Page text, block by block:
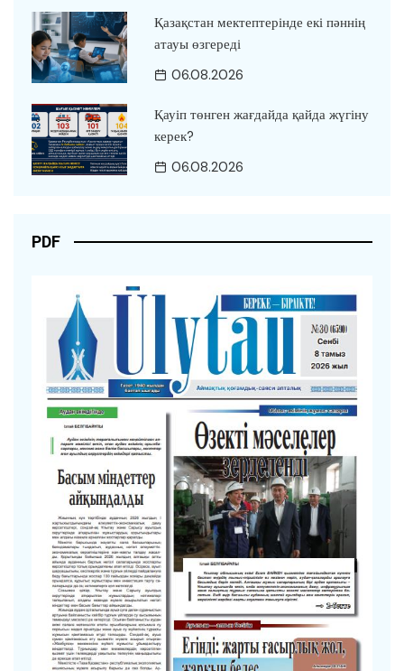
Қазақстан мектептерінде екі пәннің
атауы өзгереді
06.08.2026
Қауіп төнген жағдайда қайда жүгіну
керек?
06.08.2026
PDF